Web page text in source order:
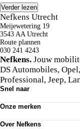
onderdeel van de
heeft een opmerkelijk
Tot de uitrusting
voorstoelen, 17 inch
extra getint glas, in
achterlichten.
Met het digitale
Altijd, overal.
control houdt de auto
Verder lezen
Nefkens Utrecht
Meijewetering 19
3543 AA Utrecht
Route plannen
030 241 4243
Nefkens. Jouw
DS Automobiles,
Professional, Jeep,
Snel naar
Werkplaatsafspraak maken
Acties
Onze merken
Citroën
Over Nefkens